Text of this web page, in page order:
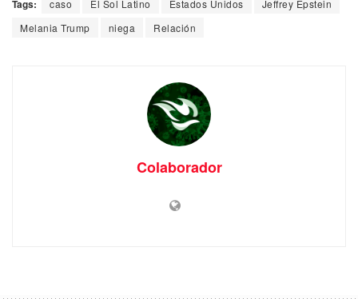
Tags: caso El Sol Latino Estados Unidos
Jeffrey Epstein
Melania Trump
niega Relación
Colaborador